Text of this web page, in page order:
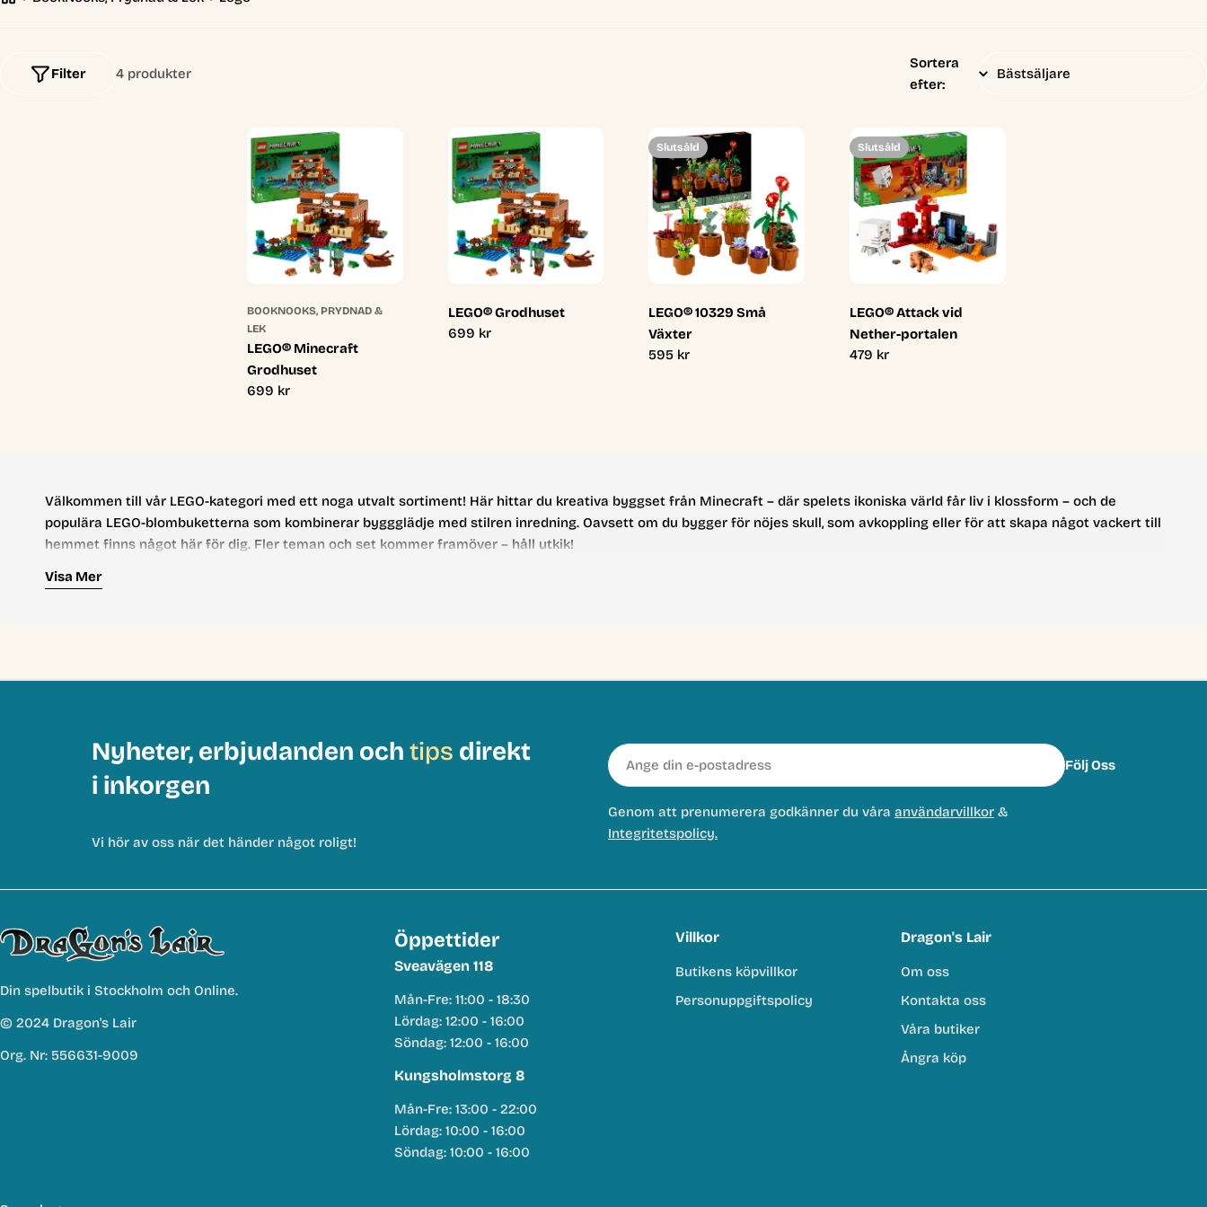
4 produkter
Filter
Sortera
efter:
BOOKNOOKS, PRYDNAD &
LEK
LEGO® Minecraft
Grodhuset
Ordinarie
699 kr
LEGO® Grodhuset
Ordinarie
699 kr
Slutsåld
LEGO® 10329 Små
Växter
Ordinarie
595 kr
Slutsåld
LEGO® Attack vid
Nether-portalen
Ordinarie
479 kr
Välkommen till vår LEGO-kategori med ett noga utvalt sortiment! Här hittar du kreativa byggset från Minecraft – där spelets ikoniska värld får liv i klossform – och de
populära LEGO-blombuketterna som kombinerar byggglädje med stilren inredning. Oavsett om du bygger för nöjes skull, som avkoppling eller för att skapa något vackert till
hemmet finns något här för dig. Fler teman och set kommer framöver – håll utkik!
Visa Mer
Nyheter, erbjudanden och tips direkt
i inkorgen
Vi hör av oss när det händer något roligt!
E-
post
Följ Oss
Genom att prenumerera godkänner du våra användarvillkor &
Integritetspolicy.
Din spelbutik i Stockholm och Online.
© 2024 Dragon's Lair
Org. Nr: 556631-9009
Öppettider
Sveavägen 118
Mån-Fre: 11:00 - 18:30
Lördag: 12:00 - 16:00
Söndag: 12:00 - 16:00
Kungsholmstorg 8
Mån-Fre: 13:00 - 22:00
Lördag: 10:00 - 16:00
Söndag: 10:00 - 16:00
Villkor
Butikens köpvillkor
Personuppgiftspolicy
Dragon's Lair
Om oss
Kontakta oss
Våra butiker
Ångra köp